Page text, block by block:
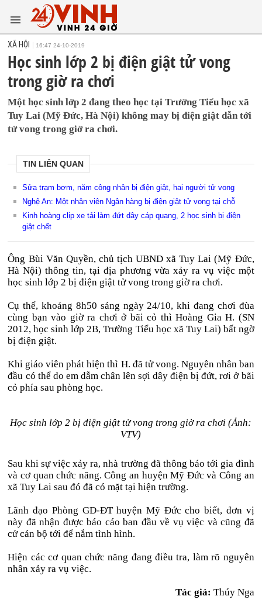
XÃ HỘI 16:47 24-10-2019
Học sinh lớp 2 bị điện giật tử vong
trong giờ ra chơi
Một học sinh lớp 2 đang theo học tại Trường Tiểu học xã
Tuy Lai (Mỹ Đức, Hà Nội) không may bị điện giật dẫn tới
tử vong trong giờ ra chơi.
TIN LIÊN QUAN
Sửa trạm bơm, năm công nhân bị điện giật, hai người tử vong
Nghệ An: Một nhân viên Ngân hàng bị điện giật tử vong tại chỗ
Kinh hoàng clip xe tải làm đứt dây cáp quang, 2 học sinh bị điện
giật chết
Ông Bùi Văn Quyền, chủ tịch UBND xã Tuy Lai (Mỹ Đức,
Hà Nội) thông tin, tại địa phương vừa xảy ra vụ việc một
học sinh lớp 2 bị điện giật tử vong trong giờ ra chơi.
Cụ thể, khoảng 8h50 sáng ngày 24/10, khi đang chơi đùa
cùng bạn vào giờ ra chơi ở bãi cỏ thì Hoàng Gia H. (SN
2012, học sinh lớp 2B, Trường Tiểu học xã Tuy Lai) bất ngờ
bị điện giật.
Khi giáo viên phát hiện thì H. đã tử vong. Nguyên nhân ban
đầu có thể do em dẫm chân lên sợi dây điện bị đứt, rơi ở bãi
cỏ phía sau phòng học.
Học sinh lớp 2 bị điện giật tử vong trong giờ ra chơi (Ảnh:
VTV)
Sau khi sự việc xảy ra, nhà trường đã thông báo tới gia đình
và cơ quan chức năng. Công an huyện Mỹ Đức và Công an
xã Tuy Lai sau đó đã có mặt tại hiện trường.
Lãnh đạo Phòng GD-ĐT huyện Mỹ Đức cho biết, đơn vị
này đã nhận được báo cáo ban đầu về vụ việc và cũng đã
cử cán bộ tới để nắm tình hình.
Hiện các cơ quan chức năng đang điều tra, làm rõ nguyên
nhân xảy ra vụ việc.
Tác giả: Thúy Nga